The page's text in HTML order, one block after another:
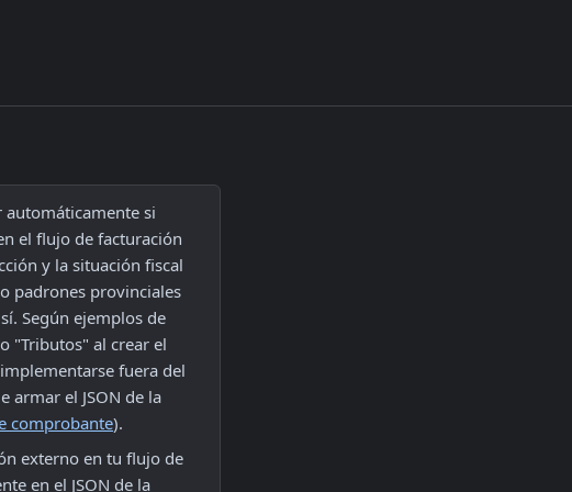
automáticamente si
el flujo de facturación
y la situación fiscal
padrones provinciales
Según ejemplos de
"Tributos" al crear el
fuera del
armar el JSON de la
comprobante).
externo en tu flujo de
en el JSON de la